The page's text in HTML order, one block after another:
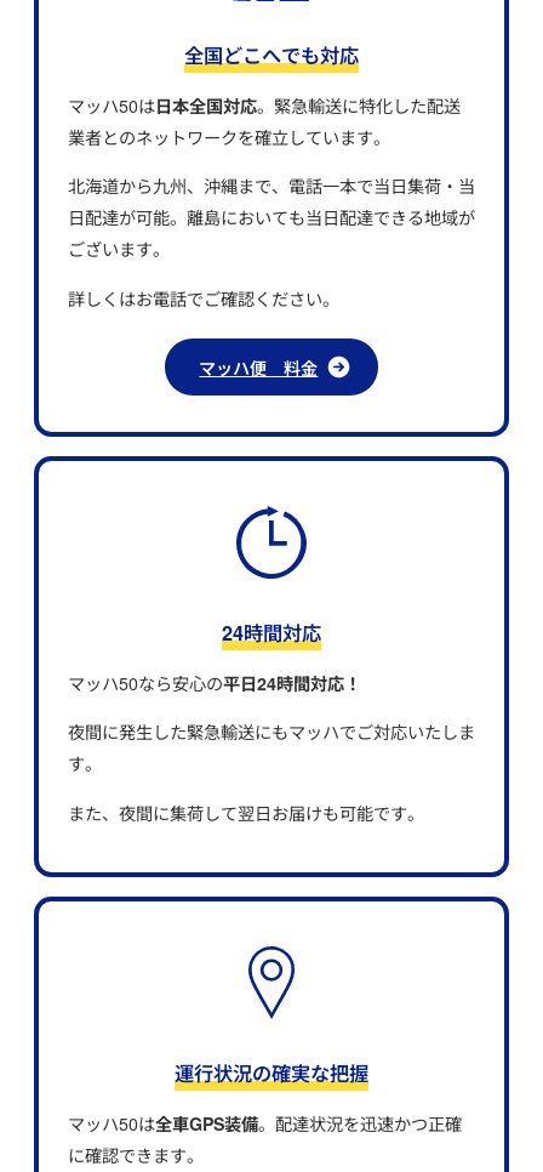
全国どこへでも対応
マッハ50は日本全国対応。緊急輸送に特化した配送
業者とのネットワークを確立しています。
北海道から九州、沖縄まで、電話一本で当日集荷・当
日配達が可能。離島においても当日配達できる地域が
ございます。
詳しくはお電話でご確認ください。
マッハ便 料金
24時間対応
マッハ50なら安心の平日24時間対応！
夜間に発生した緊急輸送にもマッハでご対応いたしま
す。
また、夜間に集荷して翌日お届けも可能です。
運行状況の確実な把握
マッハ50は全車GPS装備。配達状況を迅速かつ正確
に確認できます。